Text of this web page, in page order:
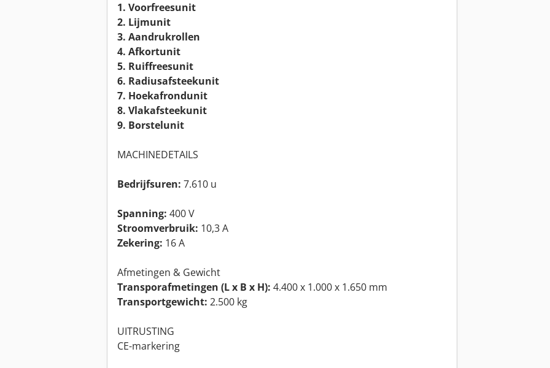
1. Voorfreesunit
2. Lijmunit
3. Aandrukrollen
4. Afkortunit
5. Ruiffreesunit
6. Radiusafsteekunit
7. Hoekafrondunit
8. Vlakafsteekunit
9. Borstelunit
MACHINEDETAILS
Bedrijfsuren: 7.610 u
Spanning: 400 V
Stroomverbruik: 10,3 A
Zekering: 16 A
Afmetingen & Gewicht
Transporafmetingen (L x B x H): 4.400 x 1.000 x 1.650 mm
Transportgewicht: 2.500 kg
UITRUSTING
CE-markering